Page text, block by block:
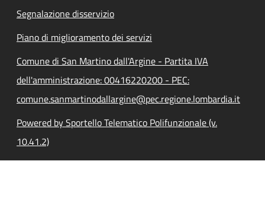
Segnalazione disservizio
Piano di miglioramento dei servizi
Comune di San Martino dall'Argine - Partita IVA
dell'amministrazione: 00416220200 - PEC:
comune.sanmartinodallargine@pec.regione.lombardia.it
Powered by Sportello Telematico Polifunzionale (v.
10.41.2)